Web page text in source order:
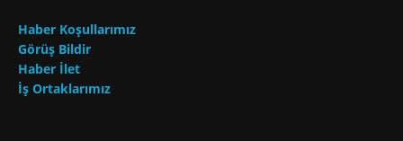
Haber Koşullarımız
Görüş Bildir
Haber İlet
İş Ortaklarımız